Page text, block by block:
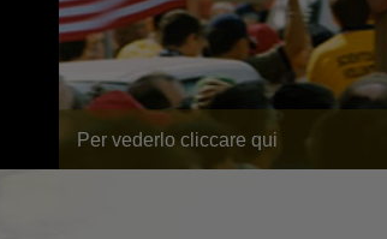
Le
La
Per vederlo cliccare qui